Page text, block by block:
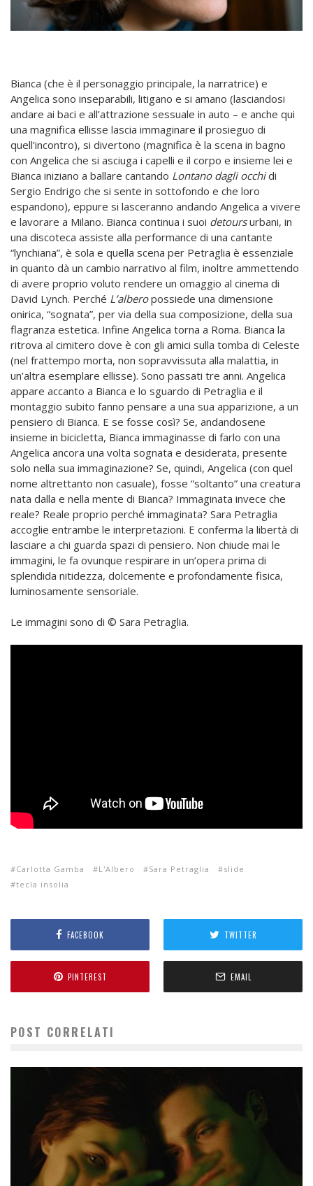
Bianca (che è il personaggio principale, la narratrice) e
Angelica sono inseparabili, litigano e si amano (lasciandosi
andare ai baci e all’attrazione sessuale in auto – e anche qui
una magnifica ellisse lascia immaginare il prosieguo di
quell’incontro), si divertono (magnifica è la scena in bagno
con Angelica che si asciuga i capelli e il corpo e insieme lei e
Bianca iniziano a ballare cantando Lontano dagli occhidi
Sergio Endrigo che si sente in sottofondo e che loro
espandono), eppure si lasceranno andando Angelica a vivere
e lavorare a Milano. Bianca continua i suoi detoursurbani, in
una discoteca assiste alla performance di una cantante
“lynchiana”, è sola e quella scena per Petraglia è essenziale
in quanto dà un cambio narrativo al film, inoltre ammettendo
di avere proprio voluto rendere un omaggio al cinema di
David Lynch. Perché L’alberopossiede una dimensione
onirica, “sognata”, per via della sua composizione, della sua
flagranza estetica. Infine Angelica torna a Roma. Bianca la
ritrova al cimitero dove è con gli amici sulla tomba di Celeste
(nel frattempo morta, non sopravvissuta alla malattia, in
un’altra esemplare ellisse). Sono passati tre anni. Angelica
appare accanto a Bianca e lo sguardo di Petraglia e il
montaggio subito fanno pensare a una sua apparizione, a un
pensiero di Bianca. E se fosse così? Se, andandosene
insieme in bicicletta, Bianca immaginasse di farlo con una
Angelica ancora una volta sognata e desiderata, presente
solo nella sua immaginazione? Se, quindi, Angelica (con quel
nome altrettanto non casuale), fosse “soltanto” una creatura
nata dalla e nella mente di Bianca? Immaginata invece che
reale? Reale proprio perché immaginata? Sara Petraglia
accoglie entrambe le interpretazioni. E conferma la libertà di
lasciare a chi guarda spazi di pensiero. Non chiude mai le
immagini, le fa ovunque respirare in un’opera prima di
splendida nitidezza, dolcemente e profondamente fisica,
luminosamente sensoriale.
Le immagini sono di © Sara Petraglia.
Carlotta Gamba L'Albero Sara Petraglia
slide
tecla insolia
FACEBOOK TWITTER
PINTEREST EMAIL
POST CORRELATI